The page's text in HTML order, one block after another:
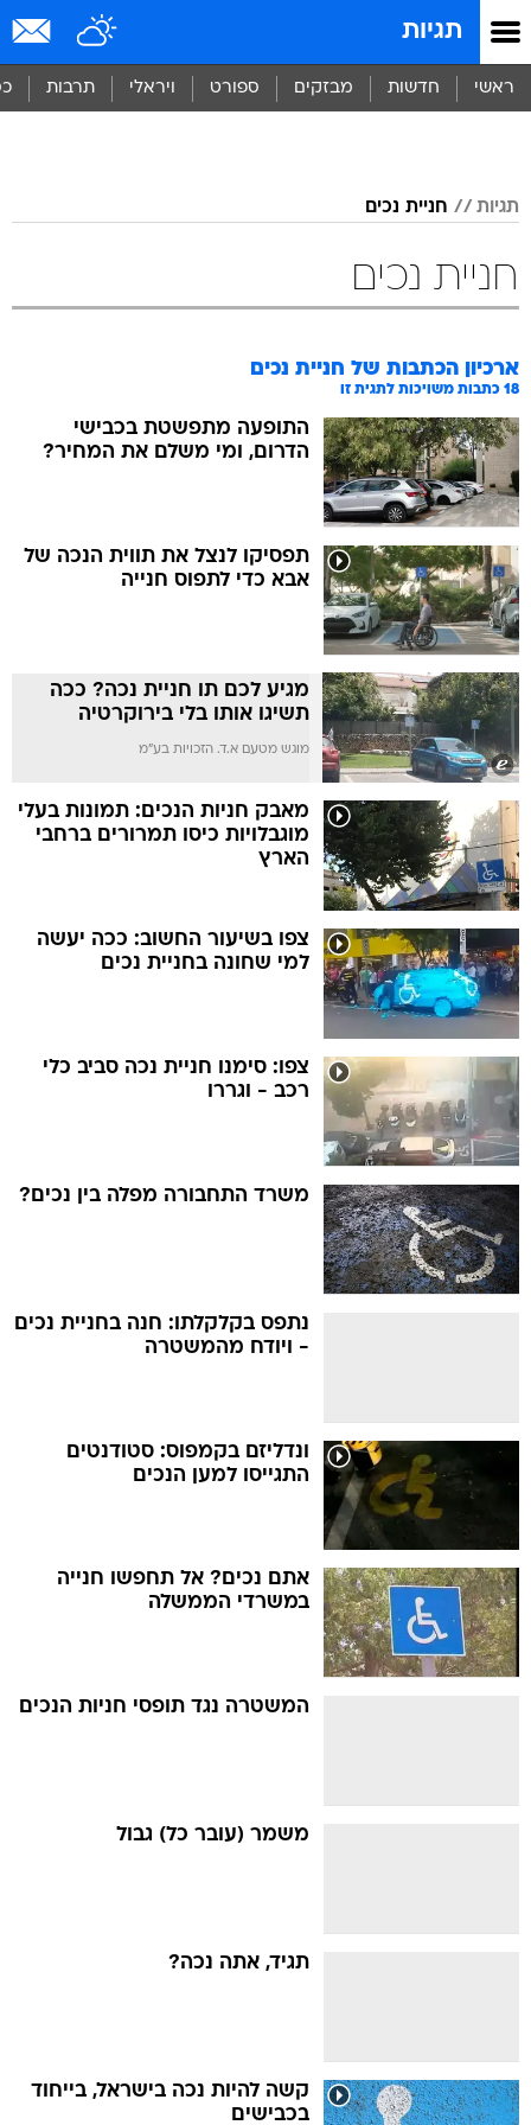
תגיות
ראשי חדשות מבזקים ספורט ויראלי תרבות
תגיות חניית נכים
חניית נכים
ארכיון הכתבות של חניית נכים
18 כתבות משויכות לתגית זו
התופעה מתפשטת בכבישי
הדרום, ומי משלם את המחיר?
תפסיקו לנצל את תווית הנכה של
אבא כדי לתפוס חנייה
מגיע לכם תו חניית נכה? ככה
תשיגו אותו בלי בירוקרטיה
מוגש מטעם א.ד. הזכויות בע"מ
מאבק חניות הנכים: תמונות בעלי
מוגבלויות כיסו תמרורים ברחבי
הארץ
צפו בשיעור החשוב: ככה יעשה
למי שחונה בחניית נכים
צפו: סימנו חניית נכה סביב כלי
רכב - וגררו
משרד התחבורה מפלה בין נכים?
נתפס בקלקלתו: חנה בחניית נכים
- ויודח מהמשטרה
ונדליזם בקמפוס: סטודנטים
התגייסו למען הנכים
אתם נכים? אל תחפשו חנייה
במשרדי הממשלה
המשטרה נגד תופסי חניות הנכים
משמר (עובר כל) גבול
תגיד, אתה נכה?
קשה להיות נכה בישראל, בייחוד
בכבישים